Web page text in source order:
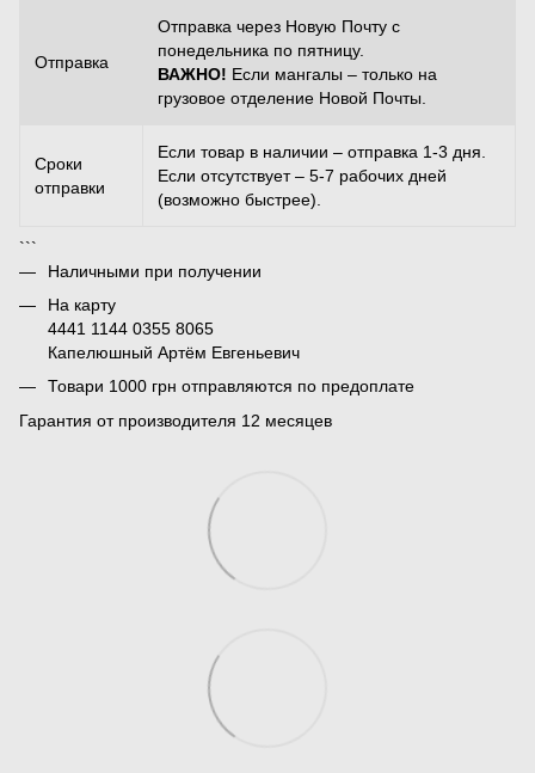
Отправка
Отправка через Новую Почту с
понедельника по пятницу.
ВАЖНО! Если мангалы – только на
грузовое отделение Новой Почты.
Сроки
отправки
Если товар в наличии – отправка 1-3 дня.
Если отсутствует – 5-7 рабочих дней
(возможно быстрее).
```
Наличными при получении
На карту
4441 1144 0355 8065
Капелюшный Артём Евгеньевич
Товари 1000 грн отправляются по предоплате
Гарантия от производителя 12 месяцев